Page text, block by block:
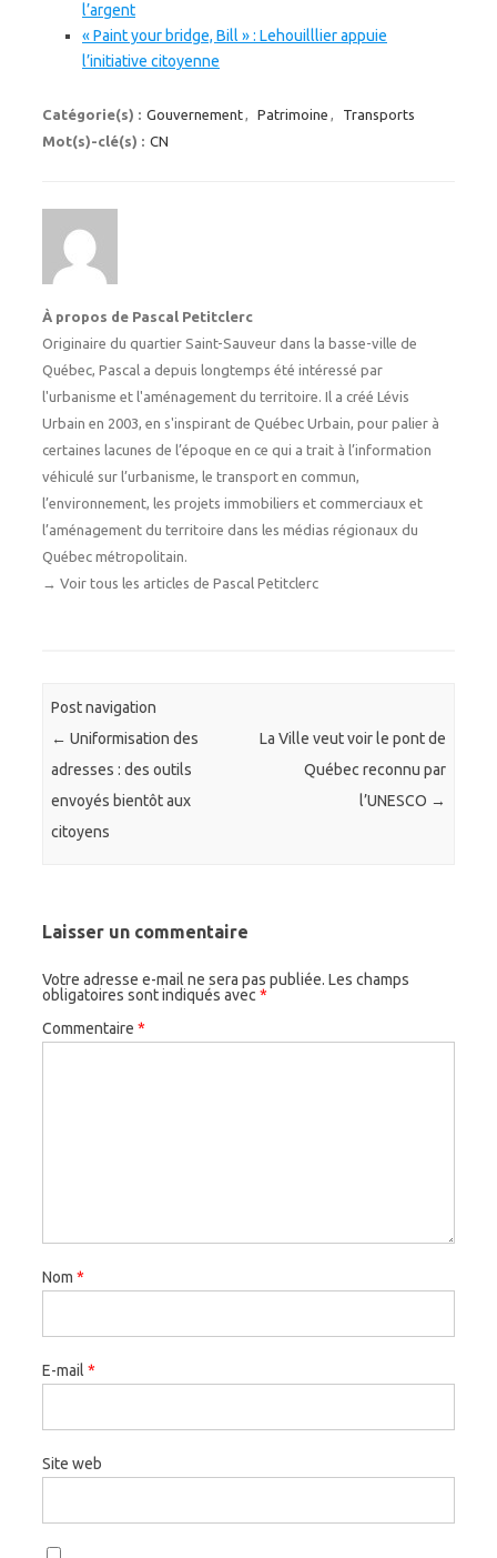
l’argent
« Paint your bridge, Bill » : Lehouilllier appuie
l’initiative citoyenne
Catégorie(s) : Gouvernement, Patrimoine ,
Transports
Mot(s)-clé(s) : CN
À propos de Pascal Petitclerc
Originaire du quartier Saint-Sauveur dans la basse-ville de
Québec, Pascal a depuis longtemps été intéressé par
l'urbanisme et l'aménagement du territoire. Il a créé Lévis
Urbain en 2003, en s'inspirant de Québec Urbain, pour palier à
certaines lacunes de l’époque en ce qui a trait à l’information
véhiculé sur l’urbanisme, le transport en commun,
l’environnement, les projets immobiliers et commerciaux et
l’aménagement du territoire dans les médias régionaux du
Québec métropolitain.
→ Voir tous les articles de Pascal Petitclerc
Post navigation
← Uniformisation des
adresses : des outils
envoyés bientôt aux
citoyens
La Ville veut voir le pont de
Québec reconnu par
l’UNESCO →
Laisser un commentaire
Votre adresse e-mail ne sera pas publiée. Les champs
obligatoires sont indiqués avec *
Commentaire *
Nom *
E-mail *
Site web